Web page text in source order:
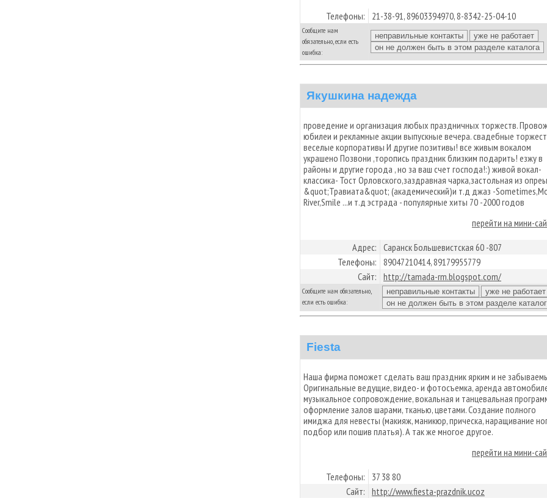
Телефоны:
21-38-91, 89603394970, 8-8342-25-04-10
Сообщите нам
обязательно, если есть
ошибка:
Якушкина надежда
проведение и организация любых праздничных торжеств.
юбилеи и рекламные акции выпускные вечера. свадебные
веселые корпоративы И другие позитивы! все живым вокалом
украшено Позвони ,торопись праздник близким подарить! езжу в
районы и другие города , но за ваш счет господа!:) живой вокал-
классика- Тост Орловского,заздравная чарка,застольная из опреы
&quot;Травиата&quot; (академический)и т.д джаз -
River,Smile ...и т.д эстрада - популярные хиты 70 -2000 годов
перейти на мини-
Адрес: Саранск Большевистская 60 -807
Телефоны: 89047210414, 89179955779
Сайт: http://tamada-rm.blogspot.com/
Сообщите нам обязательно,
если есть ошибка:
Fiesta
Наша фирма поможет сделать ваш праздник ярким и не
Оригинальные ведущие, видео- и фотосъемка, аренда
музыкальное сопровождение, вокальная и танцевальная
оформление залов шарами, тканью, цветами. Создание полного
имиджа для невесты (макияж, маникюр, прическа, наращивание
подбор или пошив платья). А так же многое другое.
перейти на мини-
Телефоны:
37 38 80
Сайт: http://www.fiesta-prazdnik.ucoz